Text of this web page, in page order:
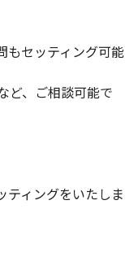
もセッティング可能
ど、ご相談可能で
ティングをいたしま